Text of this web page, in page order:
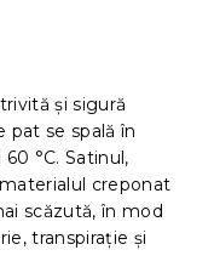
și sigură
pat se spală în
°C. Satinul,
creponat
scăzută, în mod
transpirație și